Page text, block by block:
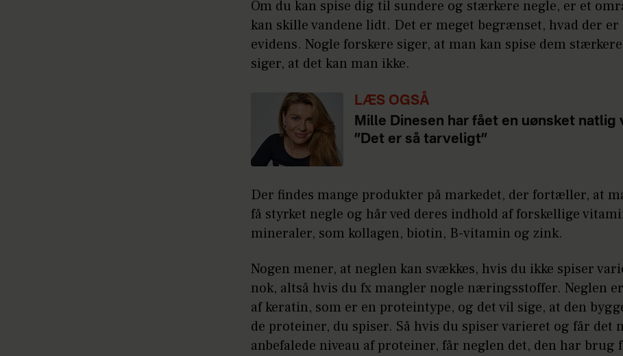
Om du kan spise dig til sundere og stærkere negle, er et
kan skille vandene lidt. Det er meget begrænset, hvad der er
evidens. Nogle forskere siger, at man kan spise dem
siger, at det kan man ikke.
LÆS OGSÅ
Mille Dinesen har fået en uønsket natlig
”Det er så tarveligt”
Der findes mange produkter på markedet, der fortæller, at
få styrket negle og hår ved deres indhold af forskellige
mineraler, som kollagen, biotin, B-vitamin og zink.
Nogen mener, at neglen kan svækkes, hvis du ikke spiser
nok, altså hvis du fx mangler nogle næringsstoffer. Neglen
af keratin, som er en proteintype, og det vil sige, at den
de proteiner, du spiser. Så hvis du spiser varieret og får det
anbefalede niveau af proteiner, får neglen det, den har brug